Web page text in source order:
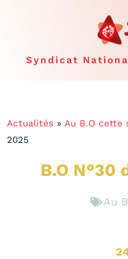
Syndicat
Actualités » Au B.O cette
2025
B.O N°30
Au